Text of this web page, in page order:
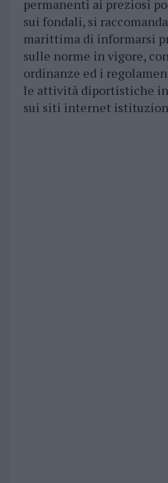
permanenti ai preziosi
sui fondali, si
marittima di informarsi
sulle norme in vigore,
ordinanze ed i
le attività diportistiche
sui siti internet